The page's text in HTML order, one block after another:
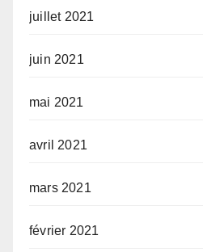
juillet 2021
juin 2021
mai 2021
avril 2021
mars 2021
février 2021